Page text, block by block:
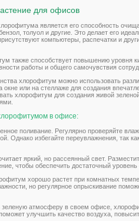
для офисов
является его способность
толуол и другие. Это делает его
компьютеры, распечатки и
также способствует повышению уровня
работы и общего самочувствия
хлорофитум можно использовать
или на стеллаже для создания
хлорофитум для создания живой
в офисе:
поливание. Регулярно проверяйте
Однако избегайте переувлажнения, так
яркий, но рассеянный свет.
чтобы обеспечить достаточный уровень
хорошо растет при комнатных
но регулярное опрыскивание
зеленую атмосферу в своем офисе,
улучшить качество воздуха,